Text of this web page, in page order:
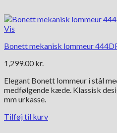
Vis
Bonett mekanisk lommeur
1,299.00 kr.
Elegant Bonett lommeur i stål
medfølgende kæde. Klassisk
mm urkasse.
Tilføj til kurv